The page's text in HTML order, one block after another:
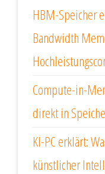
HBM-Speicher
Bandwidth
Compute-in-
direkt in
KI-PC erklärt:
künstlicher